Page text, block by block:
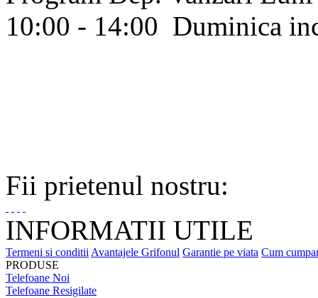
10:00 - 14:00 Duminica
Fii prietenul nostru:
INFORMATII UTILE
Termeni si conditii Avantajele Grifonul Garantie pe viata Cum
PRODUSE
Telefoane Noi
Telefoane Resigilate